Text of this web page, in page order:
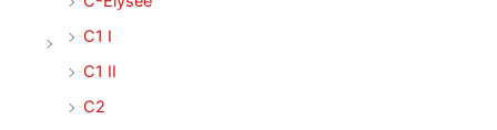
C1 I
C1 II
C2